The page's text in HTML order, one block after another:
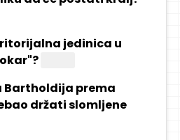
jedinica u
Bartholdija prema
držati slomljene